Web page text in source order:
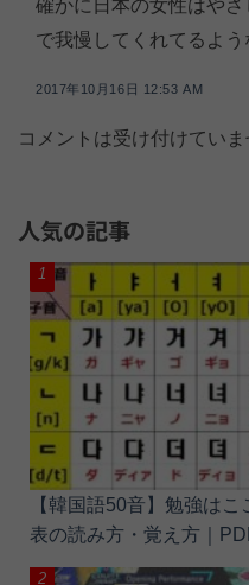
確かに日本の女性はや
で我慢してくれてるよう
2017年10月16日 12:53 AM
コメントは受け付けていま
人気の記事
【韓国語50音】勉強は
表の読み方・覚え方｜